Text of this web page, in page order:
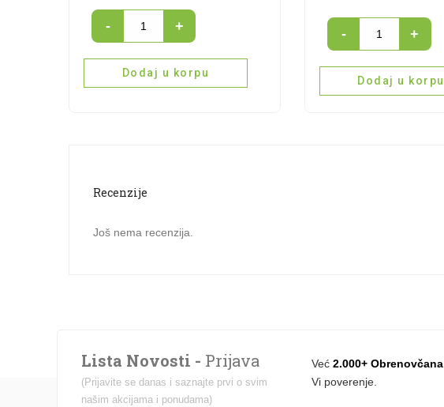
LESKOVAČKI
DOMAĆI
AJVAR
- +
Dodaj u korpu
LESKOVAČKI
DOMAĆI
AJVAR
- +
Dodaj u korpu
Recenzije
Još nema recenzija.
Lista Novosti - Prijava
(Prijavite se danas i saznajte prvi o svim
našim akcijama i ponudama)
Već 2.000+ Obrenovčana
Vi poverenje.